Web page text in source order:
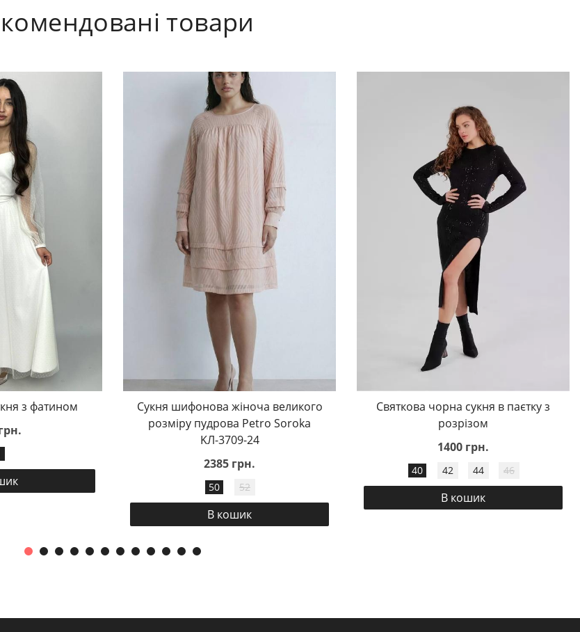
товари
з фатином
Сукня шифонова жіноча великого
розміру пудрова Petro Soroka
KЛ-3709-24
2385 грн.
50 52
В кошик
Святкова чорна сукня в паєтку з
розрізом
1400 грн.
40 42 44 46
В кошик